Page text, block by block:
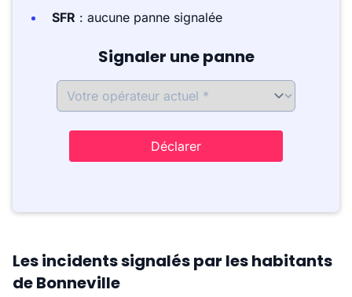
SFR : aucune panne signalée
Signaler une panne
Déclarer
Les incidents signalés par les habitants
de Bonneville